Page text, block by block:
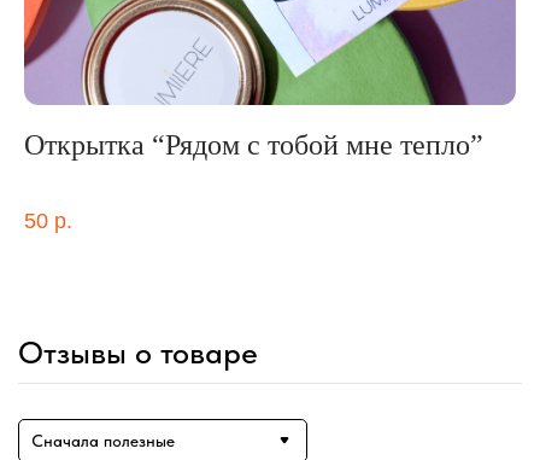
Открытка “Рядом с тобой мне тепло”
50 р.
Отзывы о товаре
Сначала полезные